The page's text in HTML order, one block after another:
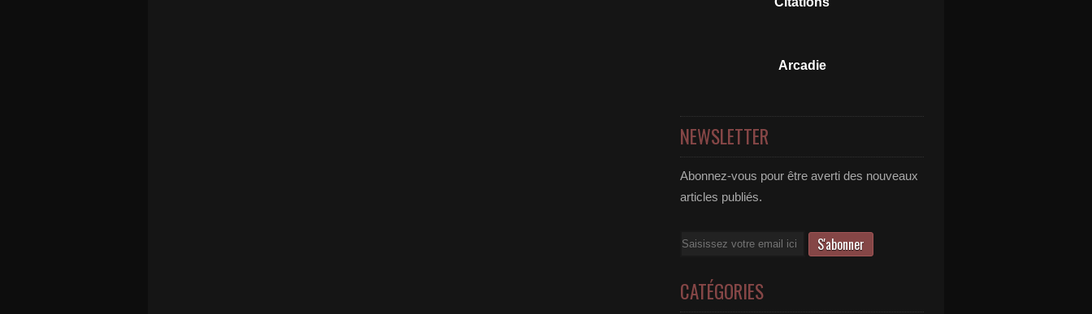
Arcadie
NEWSLETTER
Abonnez-vous pour être averti des nouveaux
articles publiés.
Email
CATÉGORIES